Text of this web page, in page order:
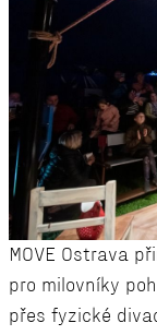
MOVE Ostrava
pro milovníky
přes fyzické